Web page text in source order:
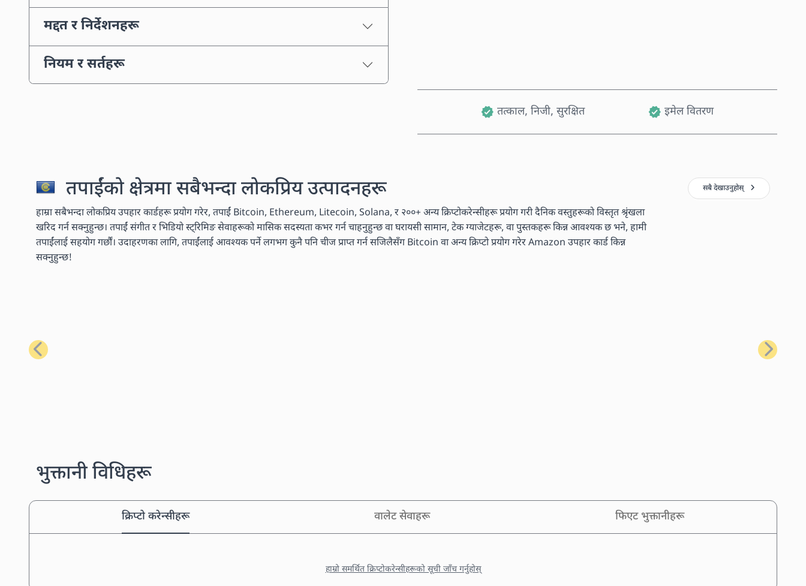
मद्दत र निर्देशनहरू
नियम र सर्तहरू
तत्काल, निजी, सुरक्षित इमेल वितरण
तपाईंको क्षेत्रमा सबैभन्दा लोकप्रिय उत्पादनहरू
हाम्रा सबैभन्दा लोकप्रिय उपहार कार्डहरू प्रयोग गरेर, तपाईं Bitcoin, Ethereum, Litecoin, Solana, र २००+ अन्य क्रिप्टोकरेन्सीहरू प्रयोग गरी दैनिक वस्तुहरूको विस्तृत श्रृंखला
खरिद गर्न सक्नुहुन्छ। तपाईं संगीत र भिडियो स्ट्रिमिङ सेवाहरूको मासिक सदस्यता कभर गर्न चाहनुहुन्छ वा घरायसी सामान, टेक ग्याजेटहरू, वा पुस्तकहरू किन्न आवश्यक छ भने, हामी
तपाईंलाई सहयोग गर्छौं। उदाहरणका लागि, तपाईंलाई आवश्यक पर्ने लगभग कुनै पनि चीज प्राप्त गर्न सजिलैसँग Bitcoin वा अन्य क्रिप्टो प्रयोग गरेर Amazon उपहार कार्ड किन्न
सक्नुहुन्छ!
सबै देखाउनुहोस्
अघिल्लो अर्को
भुक्तानी विधिहरू
क्रिप्टो करेन्सीहरू वालेट सेवाहरू फिएट भुक्तानीहरू
हाम्रो समर्थित क्रिप्टोकरेन्सीहरूको सूची जाँच गर्नुहोस्